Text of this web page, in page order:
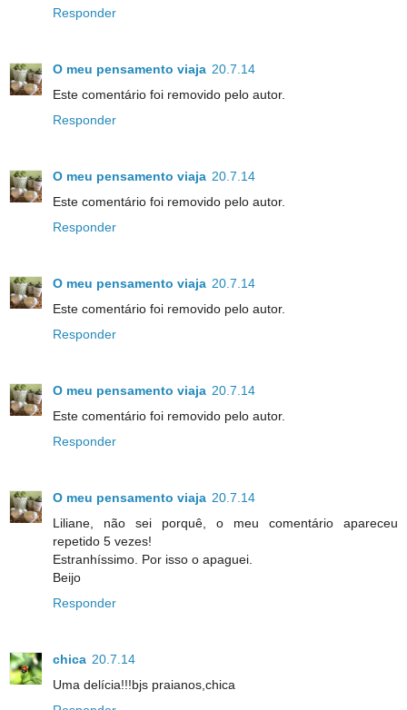
Responder
O meu pensamento viaja 20.7.14
Este comentário foi removido pelo autor.
Responder
O meu pensamento viaja 20.7.14
Este comentário foi removido pelo autor.
Responder
O meu pensamento viaja 20.7.14
Este comentário foi removido pelo autor.
Responder
O meu pensamento viaja 20.7.14
Este comentário foi removido pelo autor.
Responder
O meu pensamento viaja 20.7.14
Liliane, não sei porquê, o meu comentário apareceu
repetido 5 vezes!
Estranhíssimo. Por isso o apaguei.
Beijo
Responder
chica 20.7.14
Uma delícia!!!bjs praianos,chica